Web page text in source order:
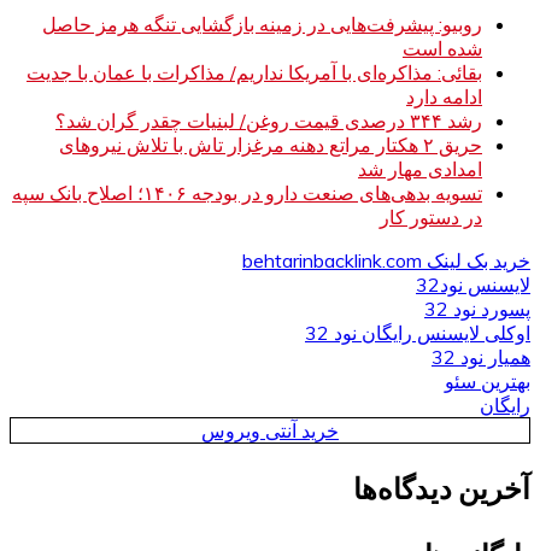
روبیو: پیشرفت‌هایی در زمینه بازگشایی تنگه هرمز حاصل
شده است
بقائی: مذاکره‌ای با آمریکا نداریم/ مذاکرات با عمان با جدیت
ادامه دارد
رشد ۳۴۴ درصدی قیمت روغن/ لبنیات چقدر گران شد؟
حریق ۲ هکتار مراتع دهنه مرغزار تاش با تلاش نیروهای
امدادی مهار شد
تسویه بدهی‌های صنعت دارو در بودجه ۱۴۰۶؛ اصلاح بانک سپه
در دستور کار
خرید بک لینک behtarinbacklink.com
لایسنس نود32
پسورد نود 32
اوکلی لایسنس رایگان نود 32
همیار نود 32
بهترین سئو
رایگان
خرید آنتی ویروس
آخرین دیدگاه‌ها